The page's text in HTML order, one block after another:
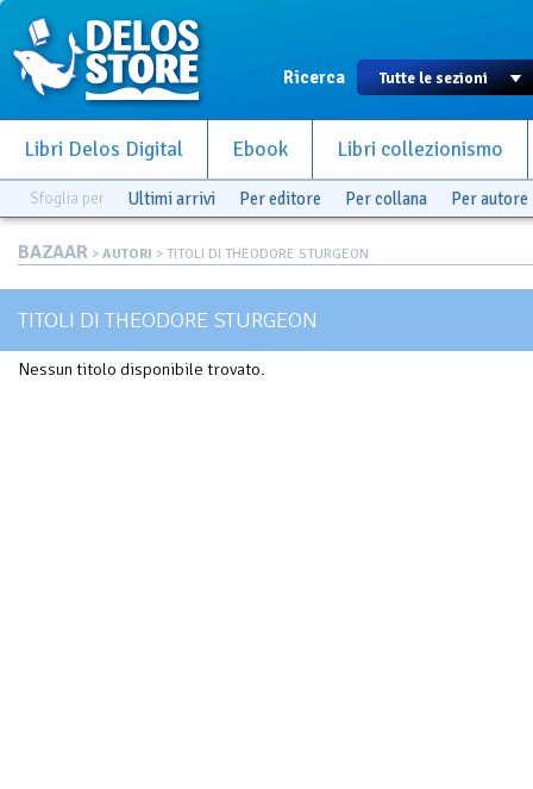
Ricerca
Libri Delos Digital Ebook Libri collezionismo
Sfoglia per Ultimi arrivi Per editore Per collana Per autore
BAZAAR > AUTORI > TITOLI DI THEODORE STURGEON
TITOLI DI THEODORE STURGEON
Nessun titolo disponibile trovato.